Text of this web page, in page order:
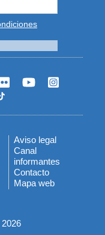
Menú
del
pie
Aviso legal
Canal
informantes
Contacto
Mapa web